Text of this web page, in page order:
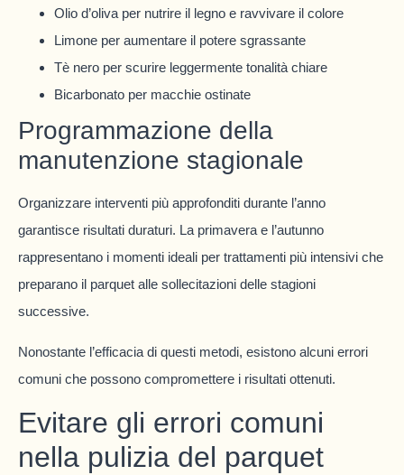
Olio d’oliva per nutrire il legno e ravvivare il colore
Limone per aumentare il potere sgrassante
Tè nero per scurire leggermente tonalità chiare
Bicarbonato per macchie ostinate
Programmazione della
manutenzione stagionale
Organizzare interventi più approfonditi durante l’anno
garantisce risultati duraturi. La primavera e l’autunno
rappresentano i momenti ideali per trattamenti più intensivi che
preparano il parquet alle sollecitazioni delle stagioni
successive.
Nonostante l’efficacia di questi metodi, esistono alcuni errori
comuni che possono compromettere i risultati ottenuti.
Evitare gli errori comuni
nella pulizia del parquet